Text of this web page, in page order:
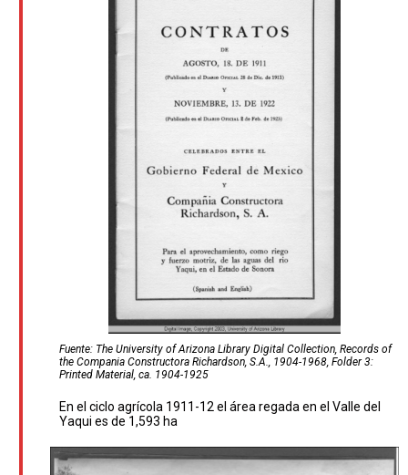
Fuente: The University of Arizona Library Digital Collection, Records of
the Compania Constructora Richardson, S.A., 1904-1968, Folder 3:
Printed Material, ca. 1904-1925
En el ciclo agrícola 1911-12 el área regada en el Valle del
Yaqui es de 1,593 ha